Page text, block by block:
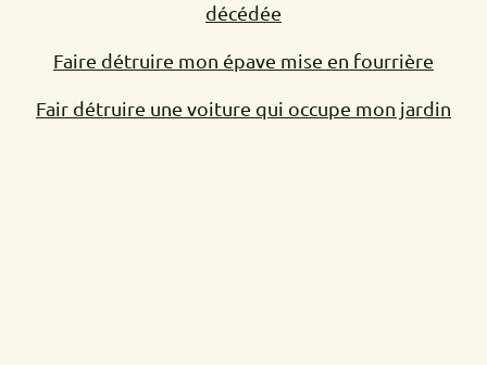
décédée
Faire détruire mon épave mise en fourrière
Fair détruire une voiture qui occupe mon jardin